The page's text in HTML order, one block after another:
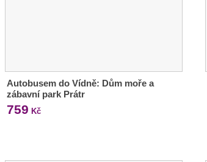
Autobusem do Vídně: Dům moře a
zábavní park Prátr
759 Kč